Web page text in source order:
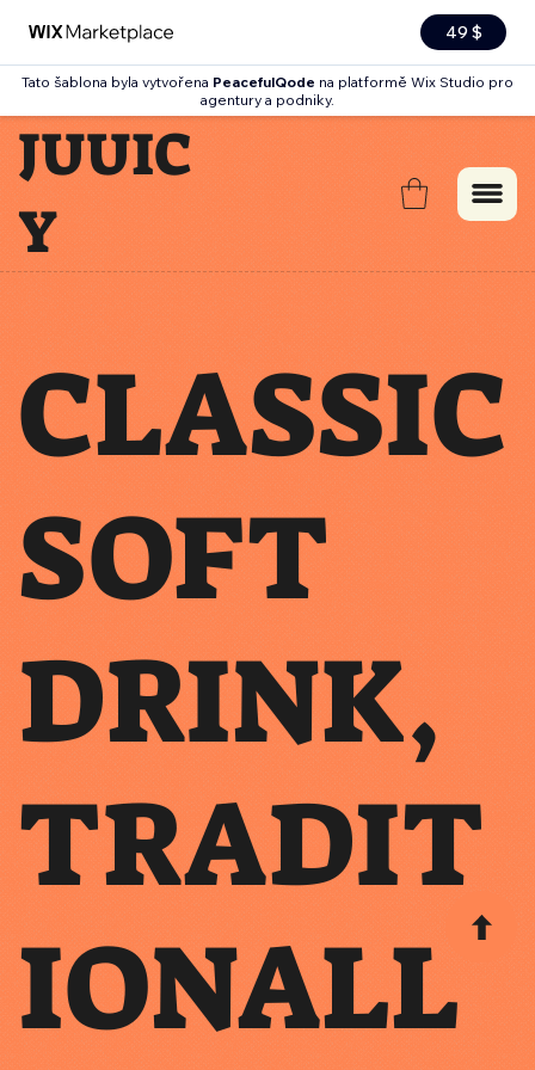
49 $
Tato šablona byla vytvořena PeacefulQode na platformě Wix Studio pro
agentury a podniky.